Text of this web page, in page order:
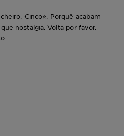
Cinco⭐️. Porquê acabam
nostalgia. Volta por favor.